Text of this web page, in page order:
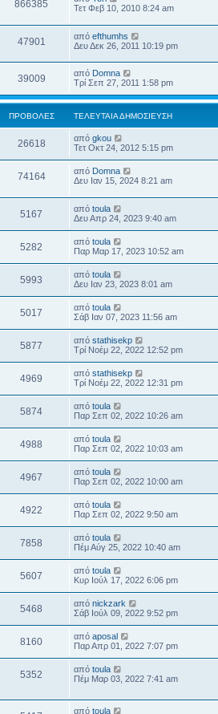
866385
Τετ Φεβ 10, 2010 8:24 am
47901 από efthumhs
Δευ Δεκ 26, 2011 10:19 pm
39009 από Domna
Τρί Σεπ 27, 2011 1:58 pm
ΠΡΟΒΟΛΈΣ ΤΕΛΕΥΤΑΊΑ ΔΗΜΟΣΊΕΥΣΗ
26618 από gkou
Τετ Οκτ 24, 2012 5:15 pm
74164 από Domna
Δευ Ιαν 15, 2024 8:21 am
5167 από toula
Δευ Απρ 24, 2023 9:40 am
5282 από toula
Παρ Μαρ 17, 2023 10:52 am
5993 από toula
Δευ Ιαν 23, 2023 8:01 am
5017 από toula
Σάβ Ιαν 07, 2023 11:56 am
5877 από stathisekp
Τρί Νοέμ 22, 2022 12:52 pm
4969 από stathisekp
Τρί Νοέμ 22, 2022 12:31 pm
5874 από toula
Παρ Σεπ 02, 2022 10:26 am
4988 από toula
Παρ Σεπ 02, 2022 10:03 am
4967 από toula
Παρ Σεπ 02, 2022 10:00 am
4922 από toula
Παρ Σεπ 02, 2022 9:50 am
7858 από toula
Πέμ Αύγ 25, 2022 10:40 am
5607 από toula
Κυρ Ιούλ 17, 2022 6:06 pm
5468 από nickzark
Σάβ Ιούλ 09, 2022 9:52 pm
8160 από aposal
Παρ Απρ 01, 2022 7:07 pm
5352 από toula
Πέμ Μαρ 03, 2022 7:41 am
από toula